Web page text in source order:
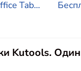
Tab...
Kutools.